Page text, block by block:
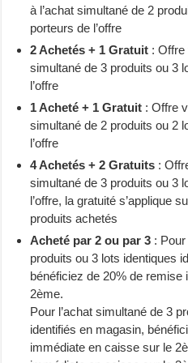
à l’achat simultané de 2
porteurs de l’offre
2 Achetés + 1 Gratuit : Offre
simultané de 3 produits ou 3
l’offre
1 Acheté + 1 Gratuit : Offre
simultané de 2 produits ou 2
l’offre
4 Achetés + 2 Gratuits :
simultané de 3 produits ou 3
l’offre, la gratuité s’applique
produits achetés
Acheté par 2 ou par 3 :
produits ou 3 lots identiques
bénéficiez de 20% de
2ème.
Pour l’achat simultané de 3
identifiés en magasin,
immédiate en caisse sur le